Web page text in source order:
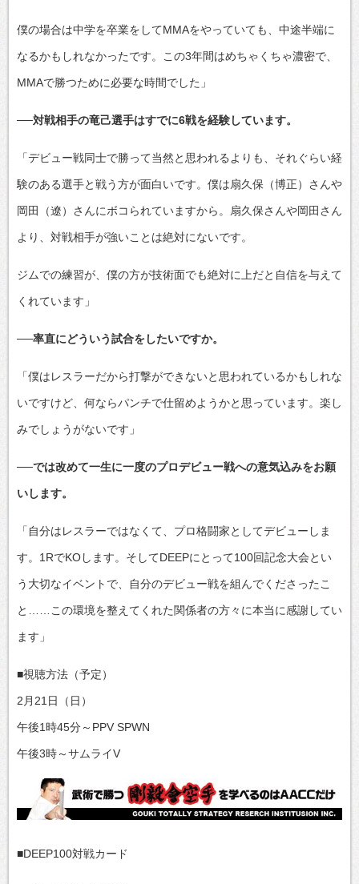
僕の場合は中学を卒業をしてMMAをやっていても、中途半端に
なるかもしれなかったです。この3年間はめちゃくちゃ濃密で、
MMAで勝つために必要な時間でした」
──対戦相手の竜己選手はすでに6戦を経験しています。
「デビュー戦同士で勝って当然と思われるよりも、それぐらい経
験のある選手と戦う方が面白いです。僕は扇久保（博正）さんや
岡田（遼）さんにボコられていますから。扇久保さんや岡田さん
より、対戦相手が強いことは絶対にないです。
ジムでの練習が、僕の方が技術面でも絶対に上だと自信を与えて
くれています」
──率直にどういう試合をしたいですか。
「僕はレスラーだから打撃ができないと思われているかもしれな
いですけど、何ならパンチで仕留めようかと思っています。楽し
みでしょうがないです」
──では改めて一生に一度のプロデビュー戦への意気込みをお願
いします。
「自分はレスラーではなくて、プロ格闘家としてデビューしま
す。1RでKOします。そしてDEEPにとって100回記念大会とい
う大切なイベントで、自分のデビュー戦を組んでくださったこ
と……この環境を整えてくれた関係者の方々に本当に感謝してい
ます」
■視聴方法（予定）
2月21日（日）
午後1時45分～PPV SPWN
午後3時～サムライV
■DEEP100対戦カード